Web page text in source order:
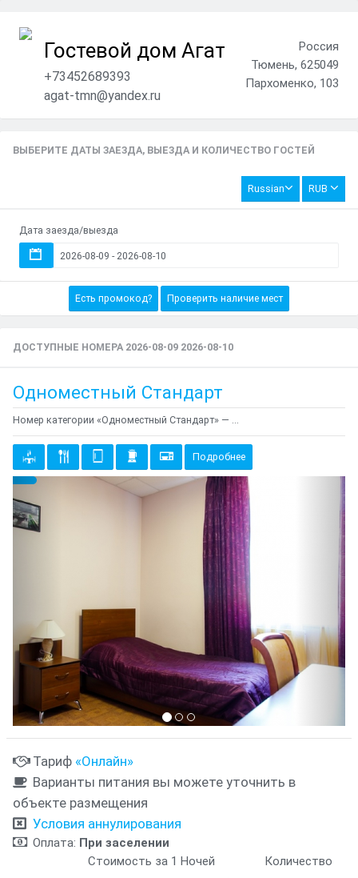
Гостевой дом Агат
+73452689393
agat-tmn@yandex.ru
Россия
Тюмень, 625049
Пархоменко, 103
ВЫБЕРИТЕ ДАТЫ ЗАЕЗДА, ВЫЕЗДА И КОЛИЧЕСТВО ГОСТЕЙ
Russian RUB
Дата заезда/выезда
Есть промокод? Проверить наличие мест
ДОСТУПНЫЕ НОМЕРА 2026-08-09 2026-08-10
Одноместный Стандарт
Номер категории «Одноместный Стандарт» — ...
Подробнее
{clt_left} 6 Количество
Предыдущий
Тариф «Онлайн»
Варианты питания вы можете уточнить в
объекте размещения
Условия аннулирования
Оплата: При заселении
Стоимость за 1 Ночей
Количество